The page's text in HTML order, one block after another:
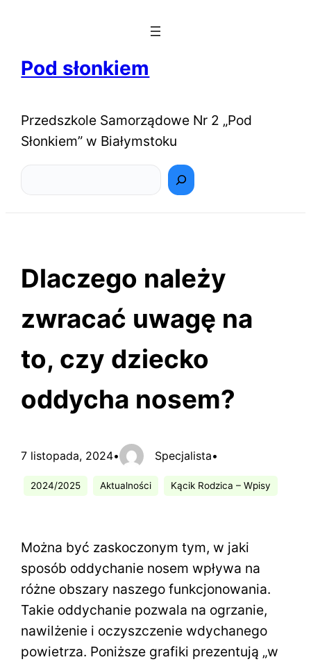
Pod słonkiem
Przedszkole Samorządowe Nr 2 „Pod
Słonkiem” w Białymstoku
Dlaczego należy
zwracać uwagę na
to, czy dziecko
oddycha nosem?
7 listopada, 2024• Specjalista•
2024/2025 Aktualności Kącik Rodzica – Wpisy
Można być zaskoczonym tym, w jaki
sposób oddychanie nosem wpływa na
różne obszary naszego funkcjonowania.
Takie oddychanie pozwala na ogrzanie,
nawilżenie i oczyszczenie wdychanego
powietrza. Poniższe grafiki prezentują „w